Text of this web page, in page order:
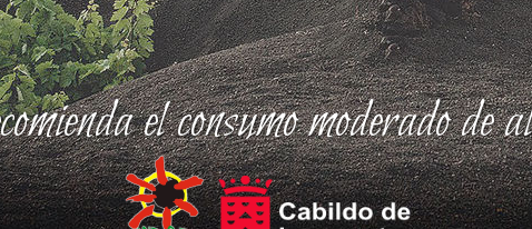
el consumo moderado de